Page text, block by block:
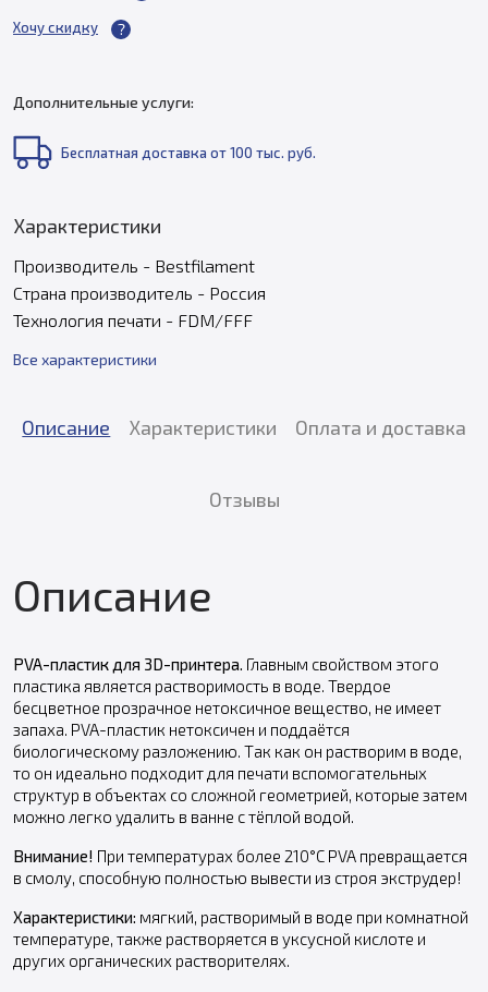
Хочу скидку
Дополнительные услуги:
Бесплатная доставка от 100 тыс. руб.
Характеристики
Производитель - Bestfilament
Страна производитель - Россия
Технология печати - FDM/FFF
Все характеристики
Описание Характеристики Оплата и доставка
Отзывы
Описание
PVA-пластик для 3D-принтера. Главным свойством этого
пластика является растворимость в воде. Твердое
бесцветное прозрачное нетоксичное вещество, не имеет
запаха. PVA-пластик нетоксичен и поддаётся
биологическому разложению. Так как он растворим в воде,
то он идеально подходит для печати вспомогательных
структур в объектах со сложной геометрией, которые затем
можно легко удалить в ванне с тёплой водой.
Внимание! При температурах более 210°С PVA превращается
в смолу, способную полностью вывести из строя экструдер!
Характеристики: мягкий, растворимый в воде при комнатной
температуре, также растворяется в уксусной кислоте и
других органических растворителях.